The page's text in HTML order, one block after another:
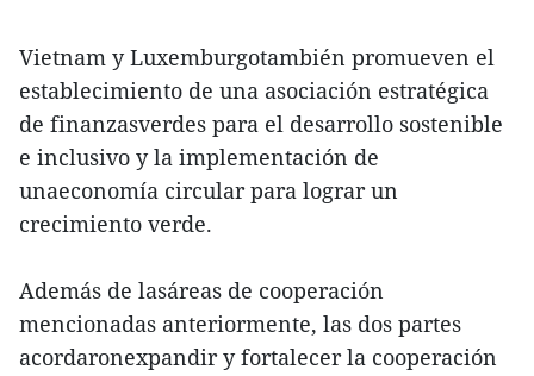
Vietnam y Luxemburgotambién promueven el
establecimiento de una asociación estratégica
de finanzasverdes para el desarrollo sostenible
e inclusivo y la implementación de
unaeconomía circular para lograr un
crecimiento verde.
Además de lasáreas de cooperación
mencionadas anteriormente, las dos partes
acordaronexpandir y fortalecer la cooperación